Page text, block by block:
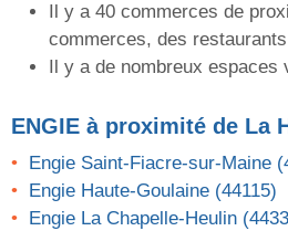
Il y a 40 commerces de
commerces, des
Il y a de nombreux espaces
ENGIE à proximité de La
Engie Saint-Fiacre-sur-Maine
Engie Haute-Goulaine (44115)
Engie La Chapelle-Heulin